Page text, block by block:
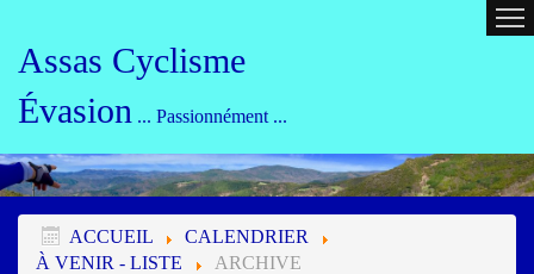
Assas Cyclisme
Évasion ... Passionnément ...
ACCUEIL
CALENDRIER
À VENIR - LISTE
ARCHIVE